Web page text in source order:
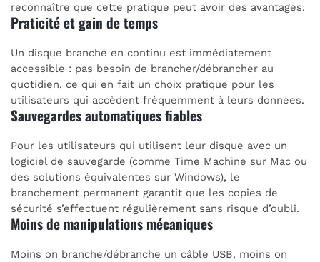
reconnaître que cette pratique peut avoir des avantages.
Praticité et gain de temps
Un disque branché en continu est immédiatement
accessible : pas besoin de brancher/débrancher au
quotidien, ce qui en fait un choix pratique pour les
utilisateurs qui accèdent fréquemment à leurs données.
Sauvegardes automatiques fiables
Pour les utilisateurs qui utilisent leur disque avec un
logiciel de sauvegarde (comme Time Machine sur Mac ou
des solutions équivalentes sur Windows), le
branchement permanent garantit que les copies de
sécurité s’effectuent régulièrement sans risque d’oubli.
Moins de manipulations mécaniques
Moins on branche/débranche un câble USB, moins on